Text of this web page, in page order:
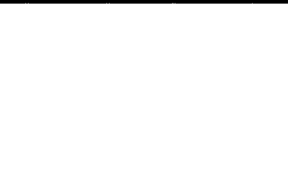
cliente para realizar operações no mercado